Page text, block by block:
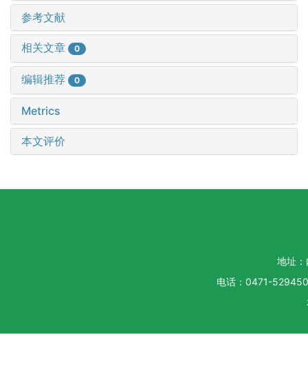
参考文献
相关文章 0
编辑推荐 0
Metrics
本文评价
地址
电话：0471-